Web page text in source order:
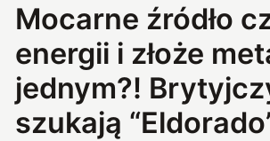
Mocarne źródło
energii i złoże
jednym?!
szukają